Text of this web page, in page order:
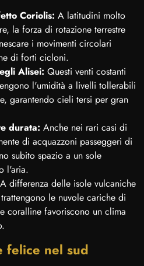
Coriolis: A latitudini molto
la forza di rotazione terrestre
i movimenti circolari
di forti cicloni.
Alisei: Questi venti costanti
l'umidità a livelli tollerabili
garantendo cieli tersi per gran
durata: Anche nei rari casi di
di acquazzoni passeggeri di
subito spazio a un sole
l'aria.
A differenza delle isole vulcaniche
le nuvole cariche di
coralline favoriscono un clima
felice nel sud